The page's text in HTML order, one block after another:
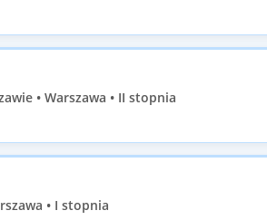
• Warszawa • II stopnia
• I stopnia